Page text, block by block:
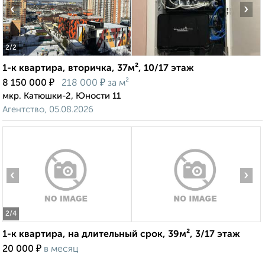
2/2
‹ ›
1-к квартира, вторичка, 37м², 10/17 этаж
8 150 000 ₽ 218 000 ₽ за м²
мкр. Катюшки-2, Юности 11
Агентство, 05.08.2026
2/4
‹ ›
1-к квартира, на длительный срок, 39м², 3/17 этаж
20 000 ₽ в месяц